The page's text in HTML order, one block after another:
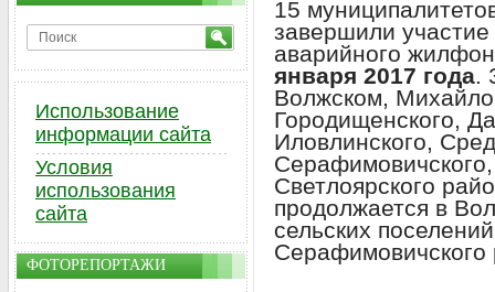
15
завершили
аварийного
января 2017 года.
Волжском,
Городищенского,
Иловлинского,
Светлоярского
продолжается в
сельских
Серафимовичского
Использование
информации сайта
Условия
использования
сайта
ФОТОРЕПОРТАЖИ